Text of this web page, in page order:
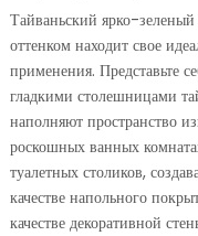
Тайваньский ярко-
оттенком находит свое
применения. Представьте
гладкими столешницами
наполняют пространство
роскошных ванных
туалетных столиков,
качестве напольного
качестве декоративной